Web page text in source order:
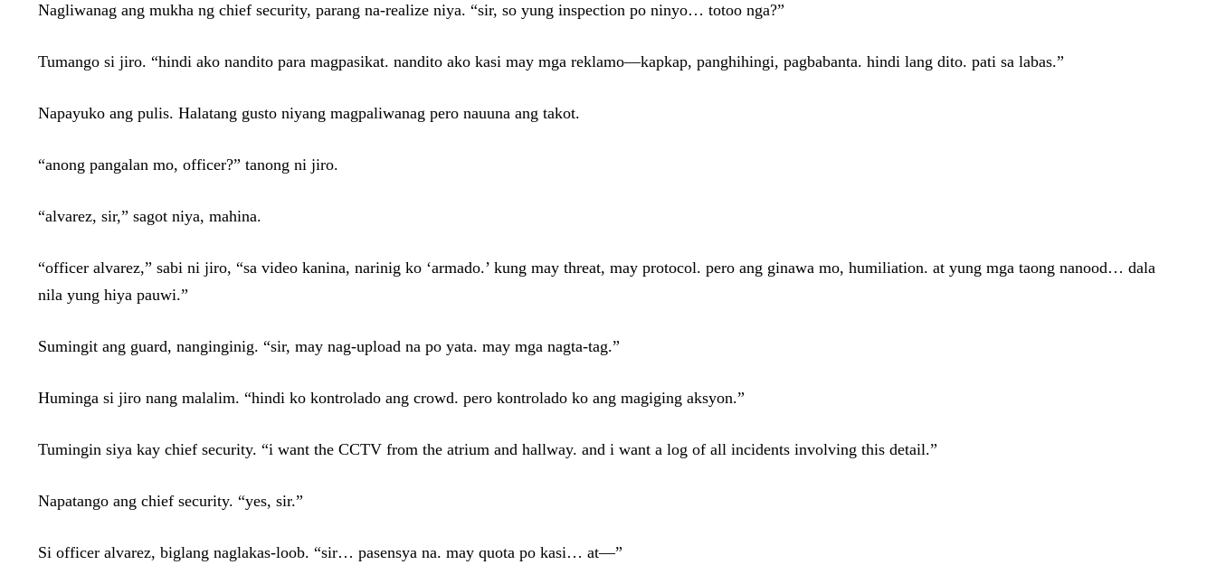
Nagliwanag ang mukha ng chief security, parang na-realize niya. “sir, so yung inspection po ninyo… totoo nga?”
Tumango si jiro. “hindi ako nandito para magpasikat. nandito ako kasi may mga reklamo—kapkap, panghihingi, pagbabanta. hindi lang dito. pati sa labas.”
Napayuko ang pulis. Halatang gusto niyang magpaliwanag pero nauuna ang takot.
“anong pangalan mo, officer?” tanong ni jiro.
“alvarez, sir,” sagot niya, mahina.
“officer alvarez,” sabi ni jiro, “sa video kanina, narinig ko ‘armado.’ kung may threat, may protocol. pero ang ginawa mo, humiliation. at yung mga taong nanood… dala
nila yung hiya pauwi.”
Sumingit ang guard, nanginginig. “sir, may nag-upload na po yata. may mga nagta-tag.”
Huminga si jiro nang malalim. “hindi ko kontrolado ang crowd. pero kontrolado ko ang magiging aksyon.”
Tumingin siya kay chief security. “i want the CCTV from the atrium and hallway. and i want a log of all incidents involving this detail.”
Napatango ang chief security. “yes, sir.”
Si officer alvarez, biglang naglakas-loob. “sir… pasensya na. may quota po kasi… at—”